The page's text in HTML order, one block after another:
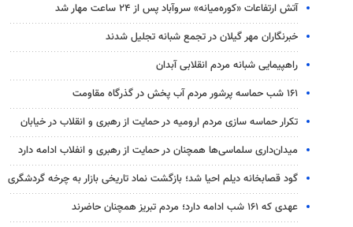
آتش ارتفاعات «کوره‌میانه» سروآباد پس از ۲۴ ساعت مهار شد
خبرنگاران مهر گیلان در تجمع شبانه تجلیل شدند
راهپیمایی شبانه مردم انقلابی آبدان
۱۶۱ شب حماسه پرشور مردم آب پخش در گذرگاه مقاومت
تکرار حماسه سازی مردم ارومیه در حمایت از رهبری و انقلاب در خیابان
میدان‌داری سلماسی‌ها همچنان در حمایت از رهبری‌ و انفلاب ادامه دارد
گود قصابخانه دیلم احیا شد؛ بازگشت نماد تاریخی بازار به چرخه گردشگری
عهدی که ۱۶۱ شب ادامه دارد؛ مردم تبریز همچنان حاضرند